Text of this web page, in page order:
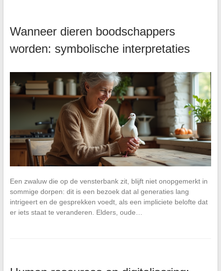
Wanneer dieren boodschappers
worden: symbolische interpretaties
Een zwaluw die op de vensterbank zit, blijft niet onopgemerkt in
sommige dorpen: dit is een bezoek dat al generaties lang
intrigeert en de gesprekken voedt, als een impliciete belofte dat
er iets staat te veranderen. Elders, oude…